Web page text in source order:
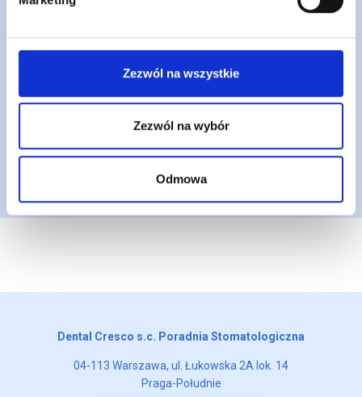
Zezwól na wszystkie
Zezwól na wybór
Odmowa
jamy ustnej pacjenta i diagnozuje przyczynę choroby. Często w
takich jak zdjęcia pantomograficzne, czy testów biologicznych
W trakcie pierwszej wizyty wykonywane są głównie zabiegi z zakresu
higieny i profilaktyki takie jak usuwanie kamienia nazębnego czy
również wytyczne odnośnie dbania o higienę naszej jamy ustnej w taki
sposób, żeby jej stan się poprawił.
W przypadku, gdy stan pacjenta się nie poprawia wdraża się bardziej
skomplikowane zabiegi z zakresu protetyki i/lub chirurgii
Dental Cresco s.c. Poradnia Stomatologiczna
04-113 Warszawa, ul. Łukowska 2A lok. 14
Praga-Południe